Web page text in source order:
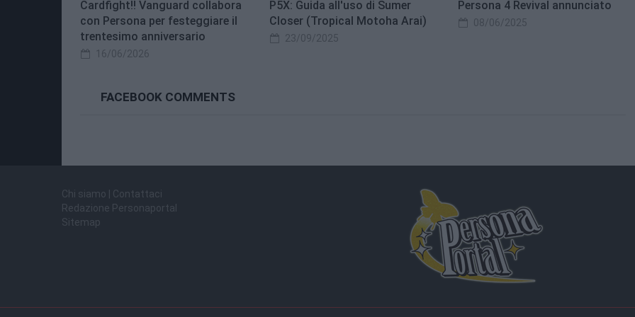
Cardfight!! Vanguard collabora
con Persona per festeggiare il
trentesimo anniversario
16/06/2026
P5X: Guida all'uso di Sumer
Closer (Tropical Motoha Arai)
23/09/2025
Persona 4 Revival annunciato
08/06/2025
FACEBOOK COMMENTS
Chi siamo | Contattaci
Redazione Personaportal
Sitemap